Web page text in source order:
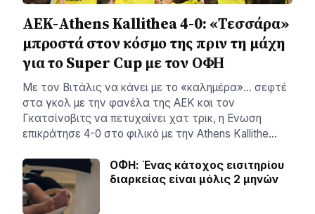
ΑΕΚ-Athens Kallithea 4-0: «Τεσσάρα»
μπροστά στον κόσμο της πριν τη μάχη
για το Super Cup με τον ΟΦΗ
Με τον Βιτάλις να κάνει με το «καλημέρα»… σεφτέ
στα γκολ με την φανέλα της ΑΕΚ και τον
Γκατσίνοβιτς να πετυχαίνει χατ τρικ, η Ενωση
επικράτησε 4-0 στο φιλικό με την Athens Kallithe…
ΟΦΗ: Ένας κάτοχος εισιτηρίου
διαρκείας είναι μόλις 2 μηνών